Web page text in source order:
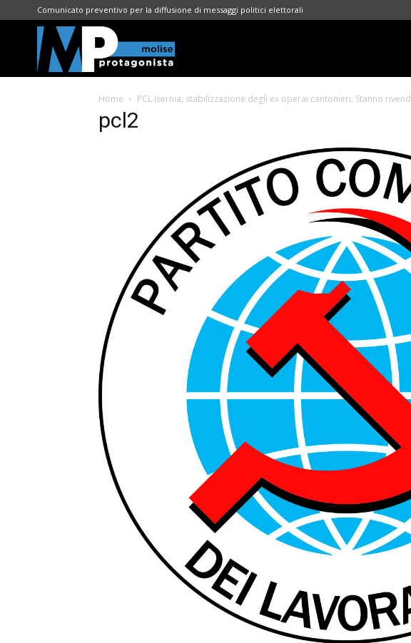
Comunicato preventivo per la diffusione di messaggi politici elettorali
Protagonista
Home PCL Isernia, stabilizzazione degli ex operai cantonieri: Stanno
pcl2